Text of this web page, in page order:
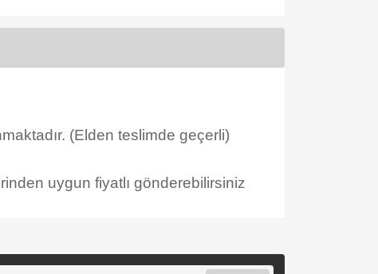
(Elden teslimde geçerli)
uygun fiyatlı gönderebilirsiniz